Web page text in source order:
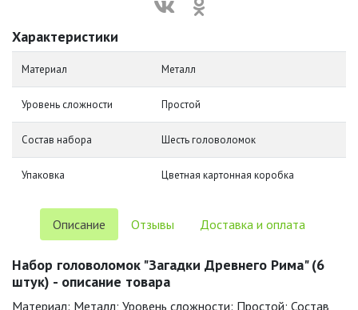
Характеристики
Материал Металл
Уровень сложности Простой
Состав набора Шесть головоломок
Упаковка Цветная картонная коробка
Описание Отзывы Доставка и оплата
Набор головоломок "Загадки Древнего Рима" (6
штук) - описание товара
Материал: Металл; Уровень сложности: Простой; Состав